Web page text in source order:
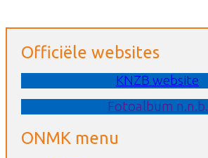
Officiële websites
KNZB website
Fotoalbum n.n.b.
ONMK menu